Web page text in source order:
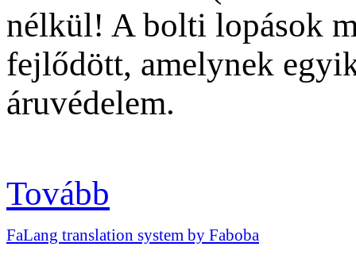
nélkül! A bolti lopások
fejlődött, amelynek
áruvédelem.
Tovább
FaLang translation system by Faboba